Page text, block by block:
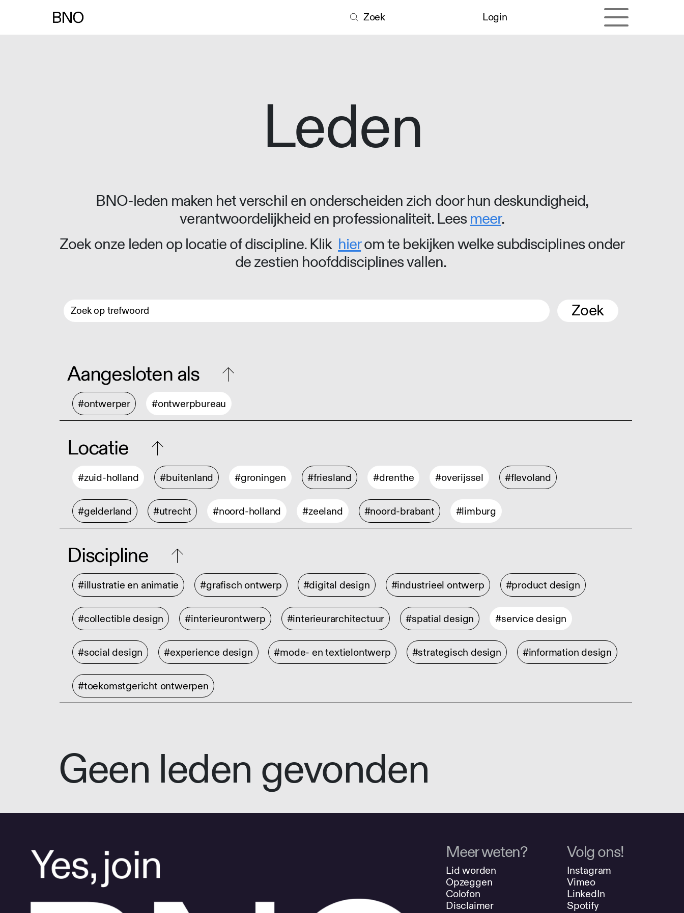
Zoek Login
Leden
BNO-leden maken het verschil en onderscheiden zich door hun deskundigheid,
verantwoordelijkheid en professionaliteit. Leesmeer.
Zoek onze leden op locatie of discipline. Klik hierom te bekijken welke subdisciplines onder
de zestien hoofddisciplines vallen.
Zoek
Aangesloten als
#ontwerper #ontwerpbureau
Locatie
#zuid-holland #buitenland #groningen #friesland #drenthe #overijssel #flevoland
#gelderland #utrecht #noord-holland #zeeland #noord-brabant #limburg
Discipline
#illustratie en animatie #grafisch ontwerp #digital design #industrieel ontwerp #product design
#collectible design #interieurontwerp #interieurarchitectuur #spatial design #service design
#social design #experience design #mode- en textielontwerp #strategisch design #information design
#toekomstgericht ontwerpen
Geen leden gevonden
Meer weten?
Lid worden
Opzeggen
Colofon
Disclaimer
Volg ons!
Instagram
Vimeo
LinkedIn
Spotify